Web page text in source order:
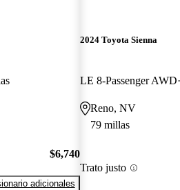
$6,740
adicionales
2024 Toyota Sienna
LE 8-Passenger AWD
Reno, NV
79 millas
Trato justo